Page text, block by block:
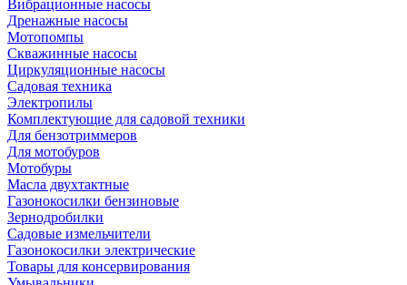
Вибрационные насосы
Дренажные насосы
Мотопомпы
Скважинные насосы
Циркуляционные насосы
Садовая техника
Электропилы
Комплектующие для садовой техники
Для бензотриммеров
Для мотобуров
Мотобуры
Масла двухтактные
Газонокосилки бензиновые
Зернодробилки
Садовые измельчители
Газонокосилки электрические
Товары для консервирования